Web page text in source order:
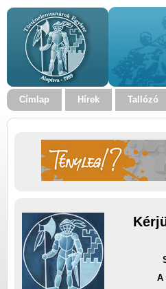
Címlap Hírek Tallózó
A